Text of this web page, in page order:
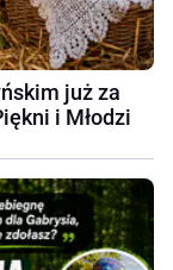
już za
i Młodzi